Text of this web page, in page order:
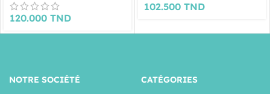
120.000 TND
102.500 TND
NOTRE SOCIÉTÉ
CATÉGORIES